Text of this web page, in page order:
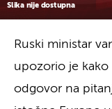
Slika nije dostupna
Ruski ministar
upozorio je
odgovor na